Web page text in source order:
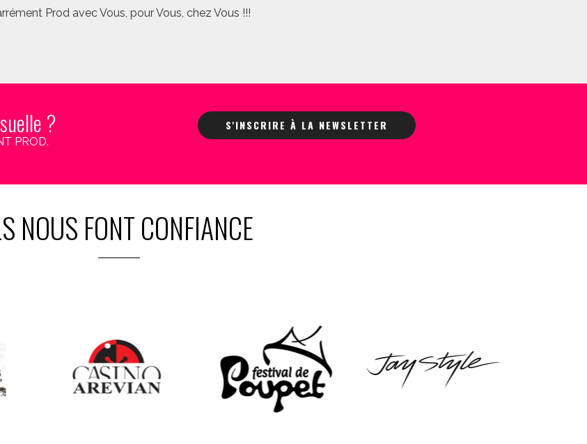
Prod avec Vous, pour Vous, chez Vous !!!
?
PROD.
S'INSCRIRE À LA NEWSLETTER
NOUS FONT CONFIANCE